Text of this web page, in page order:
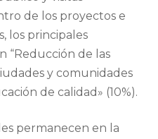
de los proyectos e
los principales
“Reducción de las
y comunidades
de calidad» (10%).
permanecen en la